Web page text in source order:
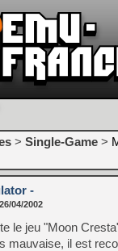
> Single-Game >
-
04/2002
le jeu "Moon
mauvaise, il est